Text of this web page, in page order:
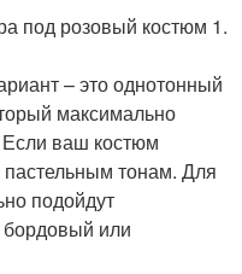
под розовый костюм 1.
– это однотонный
максимально
Если ваш костюм
пастельным тонам. Для
подойдут
бордовый или